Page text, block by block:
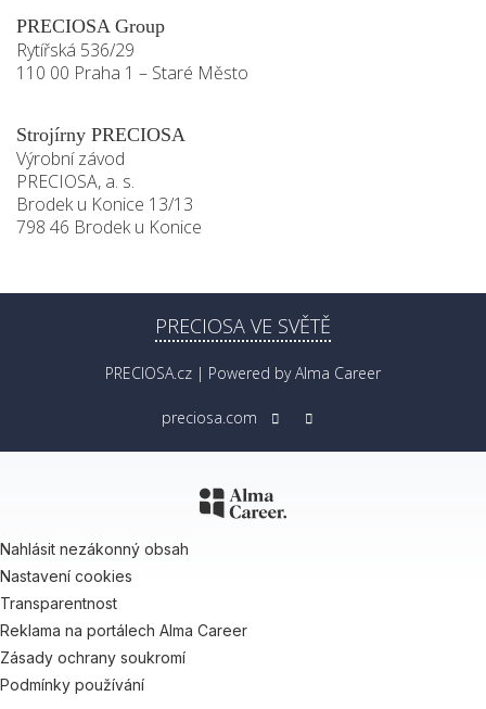
PRECIOSA Group
Rytířská 536/29
110 00 Praha 1 – Staré Město
Strojírny PRECIOSA
Výrobní závod
PRECIOSA, a. s.
Brodek u Konice 13/13
798 46 Brodek u Konice
PRECIOSA VE SVĚTĚ
PRECIOSA.cz | Powered byAlma Career
preciosa.com
Nahlásit nezákonný obsah
Nastavení cookies
Transparentnost
Reklama na portálech Alma Career
Zásady ochrany soukromí
Podmínky používání